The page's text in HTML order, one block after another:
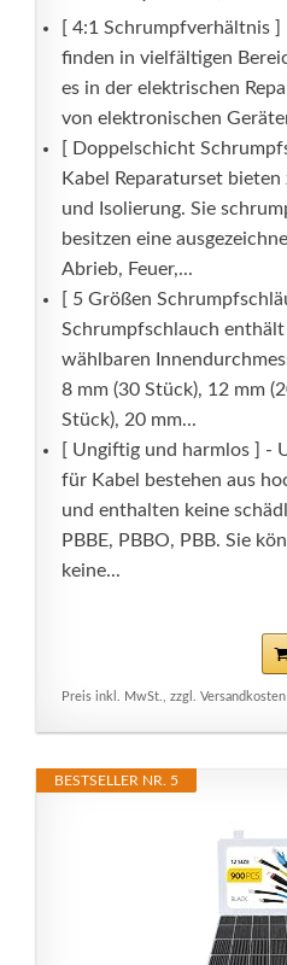
[ 4:1 Schrumpfverhältnis
finden in vielfältigen
es in der elektrischen
von elektronischen
[ Doppelschicht
Kabel Reparaturset
und Isolierung. Sie
besitzen eine
Abrieb, Feuer,...
[ 5 Größen
Schrumpfschlauch
wählbaren
8 mm (30 Stück), 12 mm
Stück), 20 mm...
[ Ungiftig und harmlos ] -
für Kabel bestehen aus
und enthalten keine
PBBE, PBBO, PBB. Sie
keine...
Preis inkl. MwSt., zzgl. Versandkosten
BESTSELLER NR. 5